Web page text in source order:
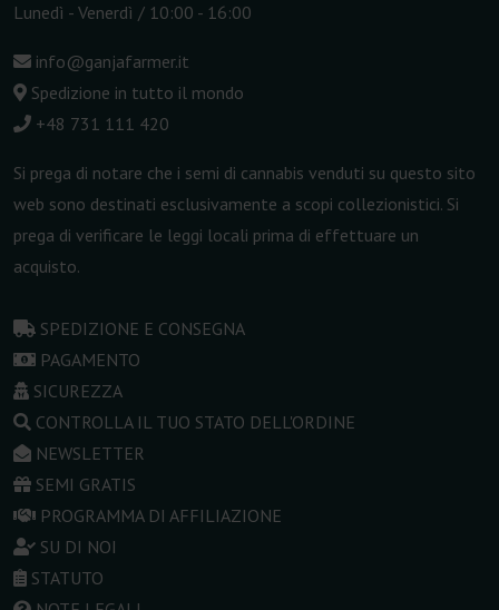
Lunedì - Venerdì / 10:00 - 16:00
info@ganjafarmer.it
Spedizione in tutto il mondo
+48 731 111 420
Si prega di notare che i semi di cannabis venduti su questo sito
web sono destinati esclusivamente a scopi collezionistici. Si
prega di verificare le leggi locali prima di effettuare un
acquisto.
SPEDIZIONE E CONSEGNA
PAGAMENTO
SICUREZZA
CONTROLLA IL TUO STATO DELL'ORDINE
NEWSLETTER
SEMI GRATIS
PROGRAMMA DI AFFILIAZIONE
SU DI NOI
STATUTO